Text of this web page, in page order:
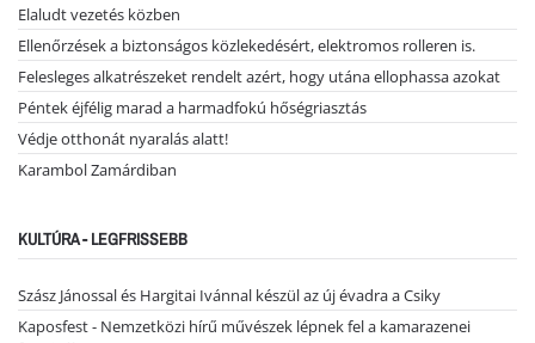
Elaludt vezetés közben
Ellenőrzések a biztonságos közlekedésért, elektromos rolleren is.
Felesleges alkatrészeket rendelt azért, hogy utána ellophassa azokat
Péntek éjfélig marad a harmadfokú hőségriasztás
Védje otthonát nyaralás alatt!
Karambol Zamárdiban
KULTÚRA - LEGFRISSEBB
Szász Jánossal és Hargitai Ivánnal készül az új évadra a Csiky
Kaposfest - Nemzetközi hírű művészek lépnek fel a kamarazenei